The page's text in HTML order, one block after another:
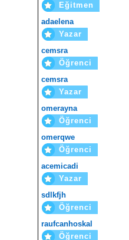
Eğitmen
adaelena
Yazar
cemsra
Öğrenci
cemsra
Yazar
omerayna
Öğrenci
omerqwe
Öğrenci
acemicadi
Yazar
sdlkfjh
Öğrenci
raufcanhoskal
Öğrenci